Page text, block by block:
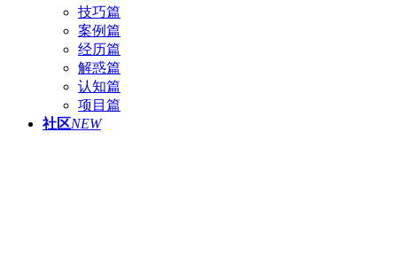
技巧篇
案例篇
经历篇
解惑篇
认知篇
项目篇
社区NEW